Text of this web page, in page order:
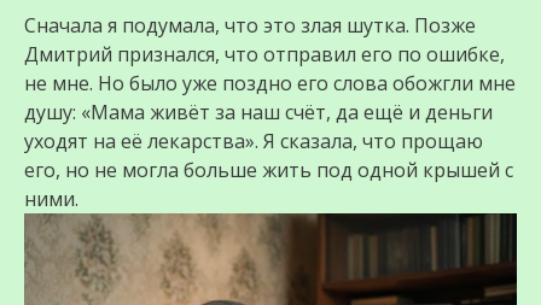
Сначала я подумала, что это злая шутка. Позже
Дмитрий признался, что отправил его по ошибке,
не мне. Но было уже поздно его слова обожгли мне
душу: «Мама живёт за наш счёт, да ещё и деньги
уходят на её лекарства». Я сказала, что прощаю
его, но не могла больше жить под одной крышей с
ними.